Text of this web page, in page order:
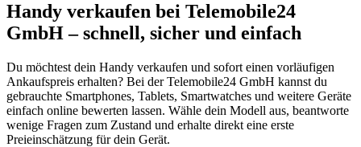
Handy verkaufen bei Telemobile24
GmbH – schnell, sicher und einfach
Du möchtest dein Handy verkaufen und sofort einen vorläufigen
Ankaufspreis erhalten? Bei der Telemobile24 GmbH kannst du
gebrauchte Smartphones, Tablets, Smartwatches und weitere Geräte
einfach online bewerten lassen. Wähle dein Modell aus, beantworte
wenige Fragen zum Zustand und erhalte direkt eine erste
Preieinschätzung für dein Gerät.